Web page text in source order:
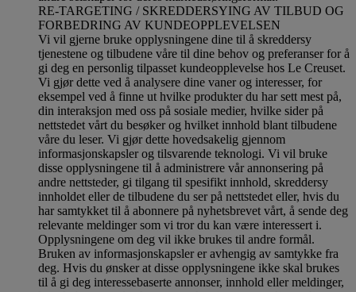
RE-TARGETING / SKREDDERSYING AV TILBUD OG
FORBEDRING AV KUNDEOPPLEVELSEN
Vi vil gjerne bruke opplysningene dine til å skreddersy
tjenestene og tilbudene våre til dine behov og preferanser for å
gi deg en personlig tilpasset kundeopplevelse hos Le Creuset.
Vi gjør dette ved å analysere dine vaner og interesser, for
eksempel ved å finne ut hvilke produkter du har sett mest på,
din interaksjon med oss på sosiale medier, hvilke sider på
nettstedet vårt du besøker og hvilket innhold blant tilbudene
våre du leser. Vi gjør dette hovedsakelig gjennom
informasjonskapsler og tilsvarende teknologi. Vi vil bruke
disse opplysningene til å administrere vår annonsering på
andre nettsteder, gi tilgang til spesifikt innhold, skreddersy
innholdet eller de tilbudene du ser på nettstedet eller, hvis du
har samtykket til å abonnere på nyhetsbrevet vårt, å sende deg
relevante meldinger som vi tror du kan være interessert i.
Opplysningene om deg vil ikke brukes til andre formål.
Bruken av informasjonskapsler er avhengig av samtykke fra
deg. Hvis du ønsker at disse opplysningene ikke skal brukes
til å gi deg interessebaserte annonser, innhold eller meldinger,